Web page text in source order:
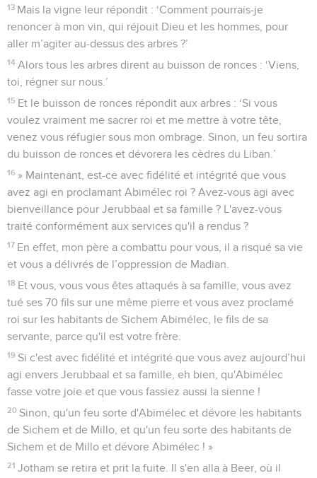
13 Mais la vigne leur répondit : ‘Comment pourrais-je
renoncer à mon vin, qui réjouit Dieu et les hommes, pour
aller m’agiter au-dessus des arbres ?’
14 Alors tous les arbres dirent au buisson de ronces : ‘Viens,
toi, régner sur nous.’
15 Et le buisson de ronces répondit aux arbres : ‘Si vous
voulez vraiment me sacrer roi et me mettre à votre tête,
venez vous réfugier sous mon ombrage. Sinon, un feu sortira
du buisson de ronces et dévorera les cèdres du Liban.’
16 » Maintenant, est-ce avec fidélité et intégrité que vous
avez agi en proclamant Abimélec roi ? Avez-vous agi avec
bienveillance pour Jerubbaal et sa famille ? L'avez-vous
traité conformément aux services qu'il a rendus ?
17 En effet, mon père a combattu pour vous, il a risqué sa vie
et vous a délivrés de l’oppression de Madian.
18 Et vous, vous vous êtes attaqués à sa famille, vous avez
tué ses 70 fils sur une même pierre et vous avez proclamé
roi sur les habitants de Sichem Abimélec, le fils de sa
servante, parce qu'il est votre frère.
19 Si c'est avec fidélité et intégrité que vous avez aujourd’hui
agi envers Jerubbaal et sa famille, eh bien, qu'Abimélec
fasse votre joie et que vous fassiez aussi la sienne !
20 Sinon, qu'un feu sorte d'Abimélec et dévore les habitants
de Sichem et de Millo, et qu'un feu sorte des habitants de
Sichem et de Millo et dévore Abimélec ! »
21 Jotham se retira et prit la fuite. Il s'en alla à Beer, où il